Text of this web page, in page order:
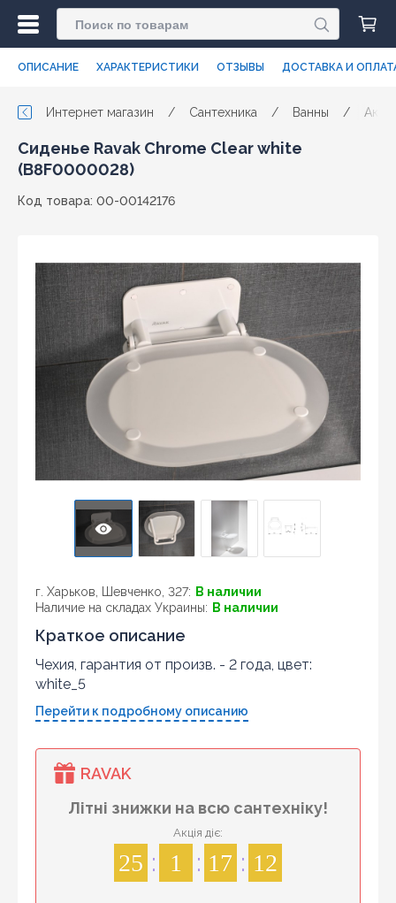
ОПИСАНИЕ ХАРАКТЕРИСТИКИ ОТЗЫВЫ ДОСТАВКА И
Интернет магазин / Сантехника / Ванны /
Сиденье Ravak Chrome Clear white
(B8F0000028)
Код товара: 00-00142176
г. Харьков, Шевченко, 327: В наличии
Наличие на складах Украины: В наличии
Краткое описание
Чехия, гарантия от произв. - 2 года, цвет:
white_5
Перейти к подробному описанию
RAVAK
Літні знижки на всю сантехніку!
Акція діє:
25 1 17 12